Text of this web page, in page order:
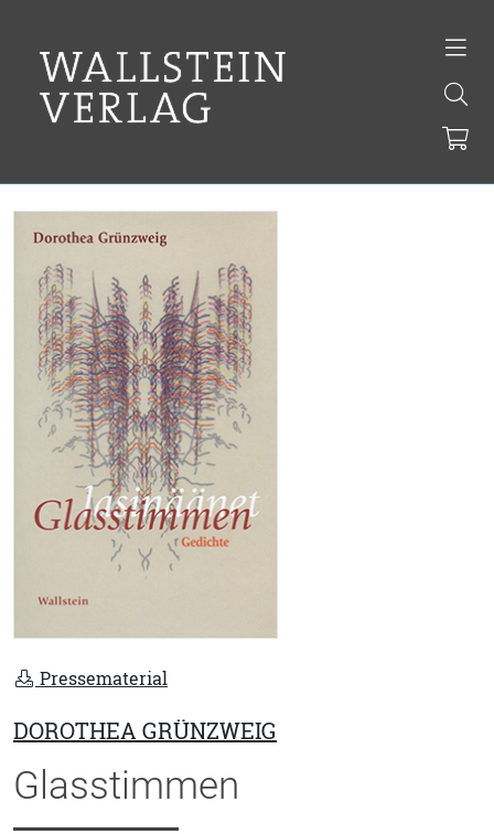
Pressematerial
DOROTHEA GRÜNZWEIG
Glasstimmen